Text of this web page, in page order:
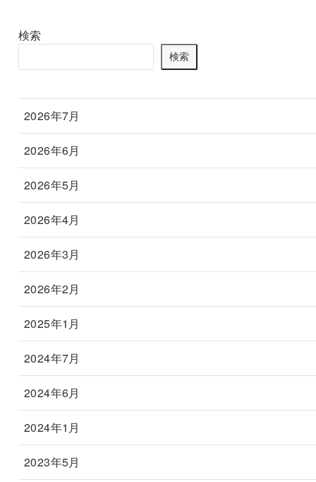
検索
検索
2026年7月
2026年6月
2026年5月
2026年4月
2026年3月
2026年2月
2025年1月
2024年7月
2024年6月
2024年1月
2023年5月